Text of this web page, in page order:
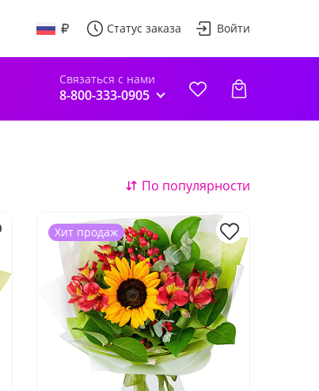
Статус заказа Войти
Связаться с нами
8-800-333-0905
По популярности
Хит продаж